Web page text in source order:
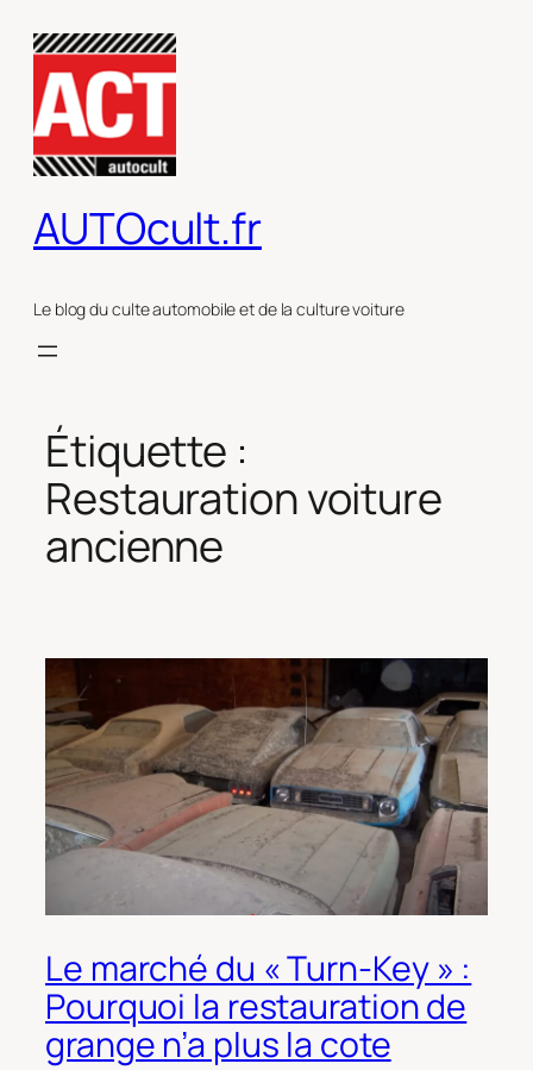
contenu
AUTOcult.fr
Le blog du culte automobile et de la culture voiture
Étiquette :
Restauration voiture
ancienne
Le marché du « Turn-Key » :
Pourquoi la restauration de
grange n’a plus la cote